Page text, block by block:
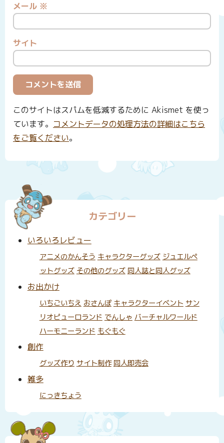
メール ※
サイト
このサイトはスパムを低減するために Akismet を使っ
ています。 コメントデータの処理方法の詳細はこちら
をご覧ください。
カテゴリー
いろいろレビュー
アニメのかんそう キャラクターグッズ ジュエルペ
ットグッズ その他のグッズ 同人誌と同人グッズ
お出かけ
いちごいちえ おさんぽ キャラクターイベント サン
リオピューロランド でんしゃ バーチャルワールド
ハーモニーランド もぐもぐ
創作
グッズ作り サイト制作 同人即売会
雑多
にっきちょう